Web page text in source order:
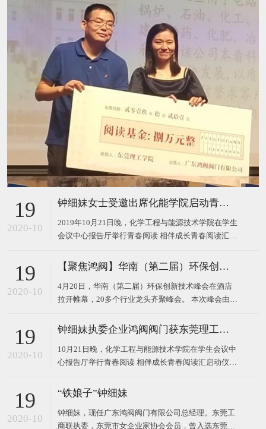
19
2020-10
钟细妹女士受邀出席化能学院启动青春阅读汇系列活动
2019年10月21日晚，化学工程与能源技术学院在学生
会议中心报告厅举行青春阅读 相伴成长青春阅读汇启
限公司董事长钟细妹、化能学院党委书记夏勇、化能
场仪式。化能学院党委委员、各支部书记、政治辅导
员、班主任
19
2020-10
【聚焦鸿阀】华南（第二届）环保创新技术峰会
4月20日，华南（第二届）环保创新技术峰会在酒店
拉开帷幕，20多个行业龙头齐聚峰会。 本次峰会由广
司作为主办方，以高新技术对接，最新技术产品，超
用，共同将环
19
2020-10
钟细妹执委企业鸿阀阀门获东莞理工学院校长马宏伟亲赠牌匾
10月21日晚，化学工程与能源技术学院在学生会议中
心报告厅举行青春阅读 相伴成长青春阅读汇启动仪
妹，与东莞理工学院党委副书记、校长马宏伟，化能
处长廖文波出席本场仪式。化能学院各支部书记、政
19
2020-10
“铁娘子”钟细妹
钟细妹，现任广东鸿阀阀门有限公司总经理。东莞工
商联执委，东莞市女企业家协会会员，曾入选东莞报